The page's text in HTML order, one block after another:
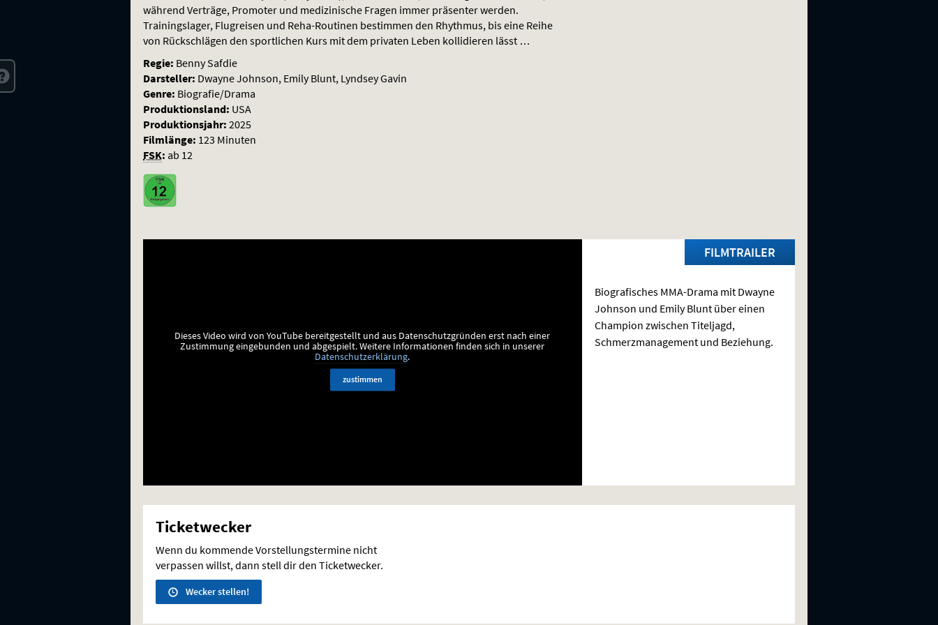
während Verträge, Promoter und medizinische Fragen immer präsenter werden.
Trainingslager, Flugreisen und Reha-Routinen bestimmen den Rhythmus, bis eine Reihe
von Rückschlägen den sportlichen Kurs mit dem privaten Leben kollidieren lässt …
Regie: Benny Safdie
Darsteller: Dwayne Johnson, Emily Blunt, Lyndsey Gavin
Genre: Biografie/Drama
Produktionsland: USA
Produktionsjahr: 2025
Filmlänge: 123 Minuten
FSK: ab 12
FILMTRAILER
Dieses Video wird von YouTube bereitgestellt und aus Datenschutzgründen erst nach einer
Zustimmung eingebunden und abgespielt.Weitere Informationen finden sich in unserer
Datenschutzerklärung.
zustimmen
Biografisches MMA-Drama mit Dwayne
Johnson und Emily Blunt über einen
Champion zwischen Titeljagd,
Schmerzmanagement und Beziehung.
Ticketwecker
Wenn du kommende Vorstellungstermine nicht
verpassen willst, dann stell dir den Ticketwecker.
Wecker stellen!